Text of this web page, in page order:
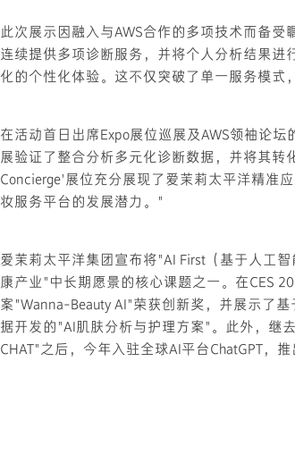
此次展示因融入与AWS合作的多项技术而备
连续提供多项诊断服务，并将个人分析结果进
化的个性化体验。这不仅突破了单一服务模式
在活动首日出席Expo展位巡展及AWS领袖论
展验证了整合分析多元化诊断数据，并将其转
Concierge'展位充分展现了爱茉莉太平洋精准
妆服务平台的发展潜力。"
爱茉莉太平洋集团宣布将"AI First（基于人工
康产业"中长期愿景的核心课题之一。在CES
案"Wanna-Beauty AI"荣获创新奖，并展示了
据开发的"AI肌肤分析与护理方案"。此外，继
CHAT"之后，今年入驻全球AI平台ChatGPT，